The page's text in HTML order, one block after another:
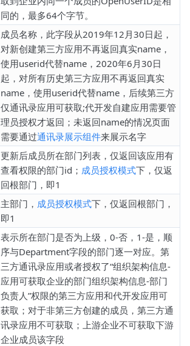
同的，最多64个字节。
成员名称，此字段从2019年12月30日起，
对新创建第三方应用不再返回真实name，
使用userid代替name，2020年6月30日
起，对所有历史第三方应用不再返回真实
name，使用userid代替name，后续第三方
仅通讯录应用可获取;代开发自建应用需要管
理员授权才返回；未返回name的情况页面
需要通过通讯录展示组件来展示名字
更新后成员所在部门列表，仅返回该应用有
查看权限的部门id； 成员授权模式下，仅返
回根部门，即1
主部门， 成员授权模式下，仅返回根部门，
即1
表示所在部门是否为上级，0-否，1-是，顺
序与Department字段的部门逐一对应。第
三方通讯录应用或者授权了“组织架构信息-
应用可获取企业的部门组织架构信息-部门
负责人”权限的第三方应用和代开发应用可
获取；对于非第三方创建的成员，第三方通
讯录应用不可获取；上游企业不可获取下游
企业成员该字段